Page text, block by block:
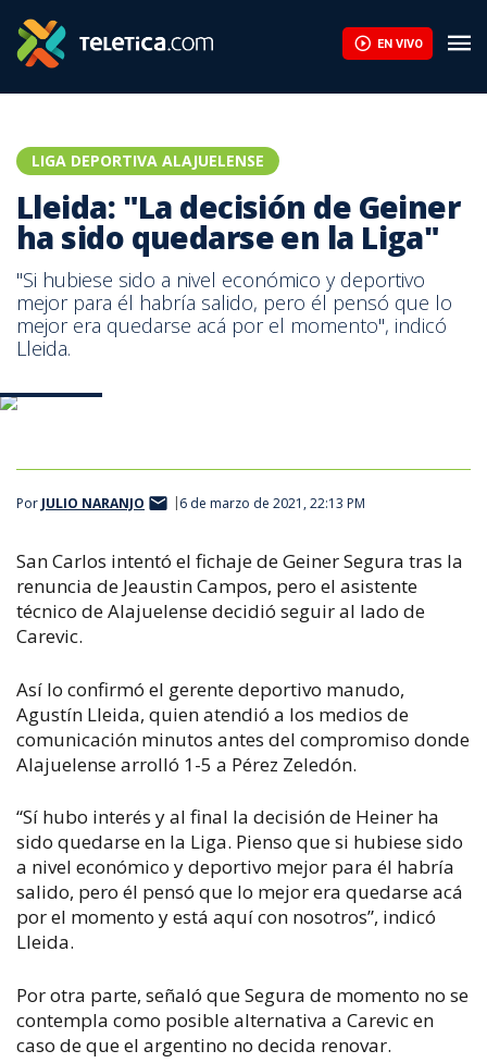
EN VIVO
LIGA DEPORTIVA ALAJUELENSE
Lleida: "La decisión de Geiner
ha sido quedarse en la Liga"
"Si hubiese sido a nivel económico y deportivo
mejor para él habría salido, pero él pensó que lo
mejor era quedarse acá por el momento", indicó
Lleida.
Por JULIO NARANJO 6 de marzo de 2021, 22:13 PM
San Carlos intentó el fichaje de Geiner Segura tras la
renuncia de Jeaustin Campos, pero el asistente
técnico de Alajuelense decidió seguir al lado de
Carevic.
Así lo confirmó el gerente deportivo manudo,
Agustín Lleida, quien atendió a los medios de
comunicación minutos antes del compromiso donde
Alajuelense arrolló 1-5 a Pérez Zeledón.
“Sí hubo interés y al final la decisión de Heiner ha
sido quedarse en la Liga. Pienso que si hubiese sido
a nivel económico y deportivo mejor para él habría
salido, pero él pensó que lo mejor era quedarse acá
por el momento y está aquí con nosotros”, indicó
Lleida.
Por otra parte, señaló que Segura de momento no se
contempla como posible alternativa a Carevic en
caso de que el argentino no decida renovar.